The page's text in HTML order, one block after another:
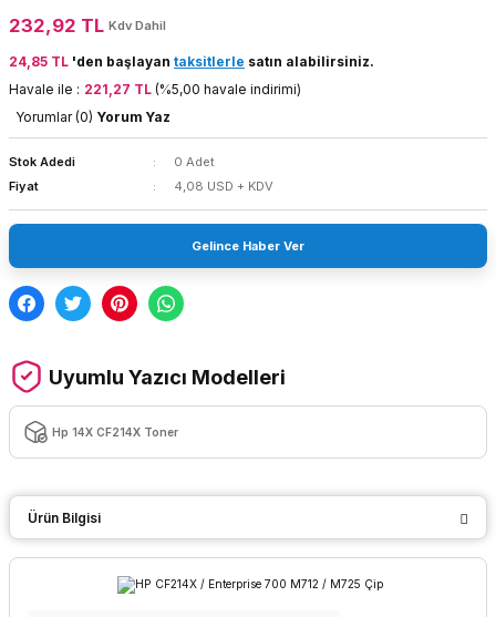
232,92 TL Kdv Dahil
24,85 TL 'den başlayan taksitlerle satın alabilirsiniz.
Havale ile : 221,27 TL (%5,00 havale indirimi)
Yorumlar (0) Yorum Yaz
Stok Adedi
0 Adet
Fiyat
4,08 USD + KDV
Gelince Haber Ver
Uyumlu Yazıcı Modelleri
Hp 14X CF214X Toner
Ürün Bilgisi